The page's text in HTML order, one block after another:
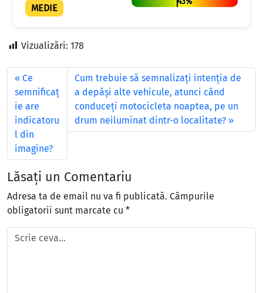
MEDIE
Vizualizări: 178
Ce
semnificaţ
ie are
indicatoru
l din
imagine?
Cum trebuie să semnalizaţi intenţia de
a depăşi alte vehicule, atunci când
conduceţi motocicleta noaptea, pe un
drum neiluminat dintr-o localitate?
Lăsați un Comentariu
Adresa ta de email nu va fi publicată. Câmpurile
obligatorii sunt marcate cu *